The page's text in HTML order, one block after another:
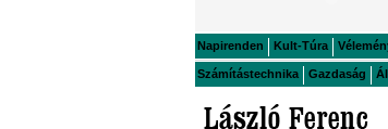
Napirenden Kult-Túra
Számítástechnika Gazdaság